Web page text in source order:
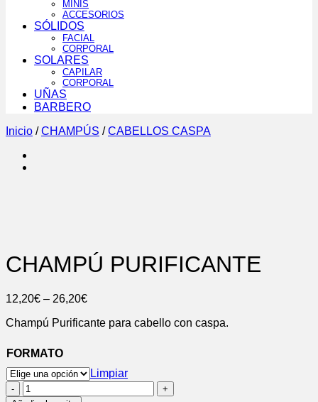
MINIS
ACCESORIOS
SÓLIDOS
FACIAL
CORPORAL
SOLARES
CAPILAR
CORPORAL
UÑAS
BARBERO
Inicio / CHAMPÚS / CABELLOS CASPA
CHAMPÚ PURIFICANTE
12,20€ – 26,20€
Champú Purificante para cabello con caspa.
FORMATO
Limpiar
CHAMPÚ